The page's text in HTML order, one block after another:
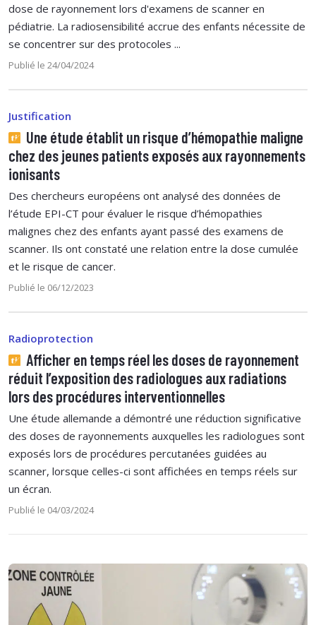
dose de rayonnement lors d'examens de scanner en
pédiatrie. La radiosensibilité accrue des enfants nécessite de
se concentrer sur des protocoles ...
Publié le 24/04/2024
Justification
Une étude établit un risque d’hémopathie maligne
chez des jeunes patients exposés aux rayonnements
ionisants
Des chercheurs européens ont analysé des données de
l’étude EPI-CT pour évaluer le risque d’hémopathies
malignes chez des enfants ayant passé des examens de
scanner. Ils ont constaté une relation entre la dose cumulée
et le risque de cancer.
Publié le 06/12/2023
Radioprotection
Afficher en temps réel les doses de rayonnement
réduit l’exposition des radiologues aux radiations
lors des procédures interventionnelles
Une étude allemande a démontré une réduction significative
des doses de rayonnements auxquelles les radiologues sont
exposés lors de procédures percutanées guidées au
scanner, lorsque celles-ci sont affichées en temps réels sur
un écran.
Publié le 04/03/2024